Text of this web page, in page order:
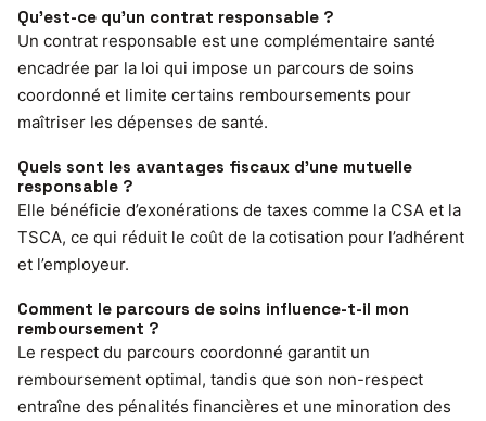
Qu’est-ce qu’un contrat responsable ?
Un contrat responsable est une complémentaire santé
encadrée par la loi qui impose un parcours de soins
coordonné et limite certains remboursements pour
maîtriser les dépenses de santé.
Quels sont les avantages fiscaux d’une mutuelle
responsable ?
Elle bénéficie d’exonérations de taxes comme la CSA et la
TSCA, ce qui réduit le coût de la cotisation pour l’adhérent
et l’employeur.
Comment le parcours de soins influence-t-il mon
remboursement ?
Le respect du parcours coordonné garantit un
remboursement optimal, tandis que son non-respect
entraîne des pénalités financières et une minoration des